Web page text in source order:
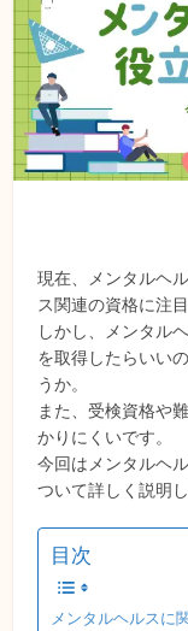
現在、メンタルヘ
ス関連の資格に注
しかし、メンタル
を取得したらいい
うか。
また、受検資格や
かりにくいです。
今回はメンタルヘ
ついて詳しく説明し
目次
メンタルヘルスに